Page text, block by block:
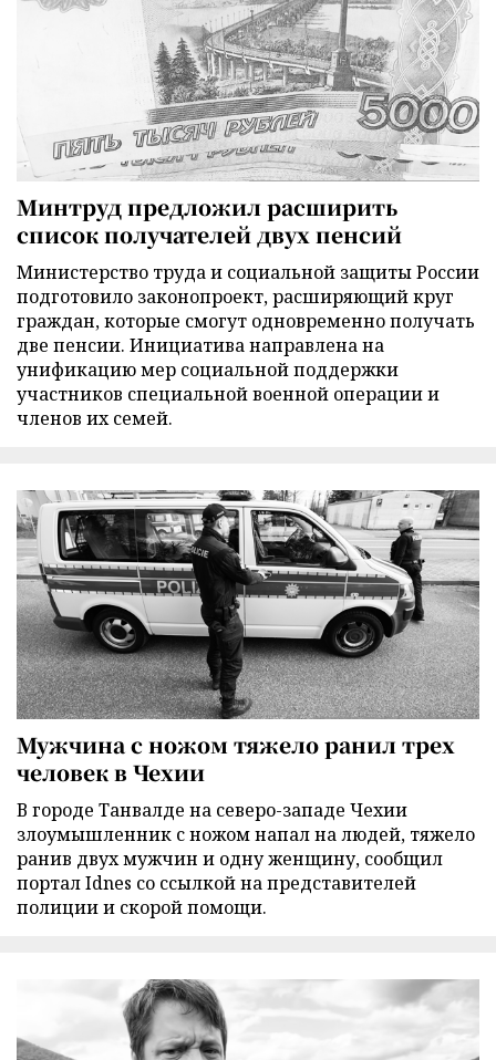
Минтруд предложил расширить
список получателей двух пенсий
Министерство труда и социальной защиты России
подготовило законопроект, расширяющий круг
граждан, которые смогут одновременно получать
две пенсии. Инициатива направлена на
унификацию мер социальной поддержки
участников специальной военной операции и
членов их семей.
Мужчина с ножом тяжело ранил трех
человек в Чехии
В городе Танвалде на северо-западе Чехии
злоумышленник с ножом напал на людей, тяжело
ранив двух мужчин и одну женщину, сообщил
портал Idnes со ссылкой на представителей
полиции и скорой помощи.